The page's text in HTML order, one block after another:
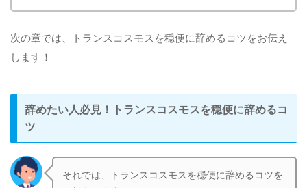
次の章では、トランスコスモスを穏便に辞めるコツをお伝え
します！
辞めたい人必見！トランスコスモスを穏便に辞めるコ
ツ
それでは、トランスコスモスを穏便に辞めるコツを